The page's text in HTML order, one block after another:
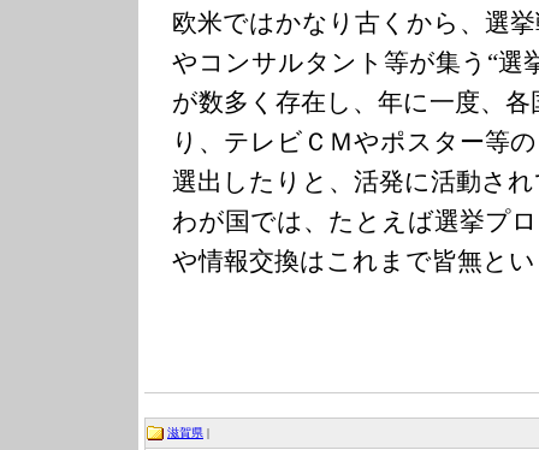
欧米ではかなり古くから、選
やコンサルタント等が集う“選
が数多く存在し、年に一度、
り、テレビＣＭやポスター等
選出したりと、活発に活動さ
わが国では、たとえば選挙プ
や情報交換はこれまで皆無と
滋賀県 |